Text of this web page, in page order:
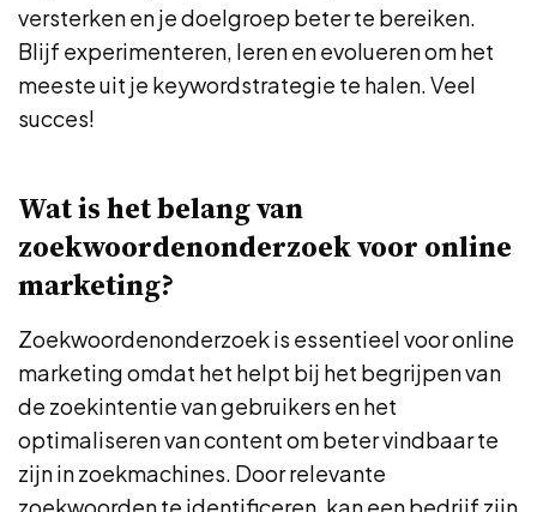
versterken en je doelgroep beter te bereiken.
Blijf experimenteren, leren en evolueren om het
meeste uit je keywordstrategie te halen. Veel
succes!
Wat is het belang van
zoekwoordenonderzoek voor online
marketing?
Zoekwoordenonderzoek is essentieel voor online
marketing omdat het helpt bij het begrijpen van
de zoekintentie van gebruikers en het
optimaliseren van content om beter vindbaar te
zijn in zoekmachines. Door relevante